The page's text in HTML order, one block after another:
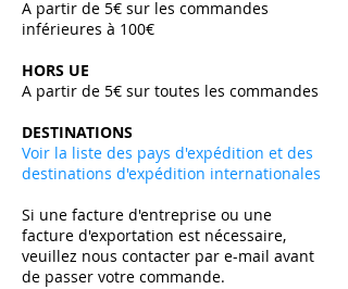
A partir de 5€ sur les commandes
inférieures à 100€
HORS UE
A partir de 5€ sur toutes les commandes ​
DESTINATIONS
Voir la liste des pays d'expédition et des
destinations d'expédition internationales
Si une facture d'entreprise ou une
facture d'exportation est nécessaire,
veuillez nous contacter par e-mail avant
de passer votre commande.